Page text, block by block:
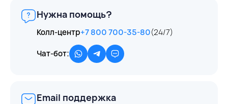
Нужна помощь?
Колл-центр+7 800 700-35-80(24/7)
Чат-бот:
Email поддержка